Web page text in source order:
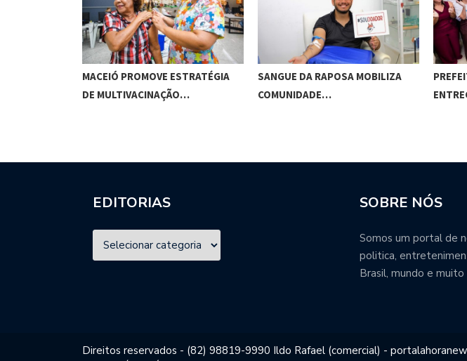
MACEIÓ PROMOVE ESTRATÉGIA
DE MULTIVACINAÇÃO…
SANGUE DA RAPOSA MOBILIZA
COMUNIDADE…
EDITORIAS SOBRE NÓS
Somos um portal de
politica,
Brasil, mundo e muito
Direitos reservados - (82) 98819-9990 Ildo Rafael (comercial) -